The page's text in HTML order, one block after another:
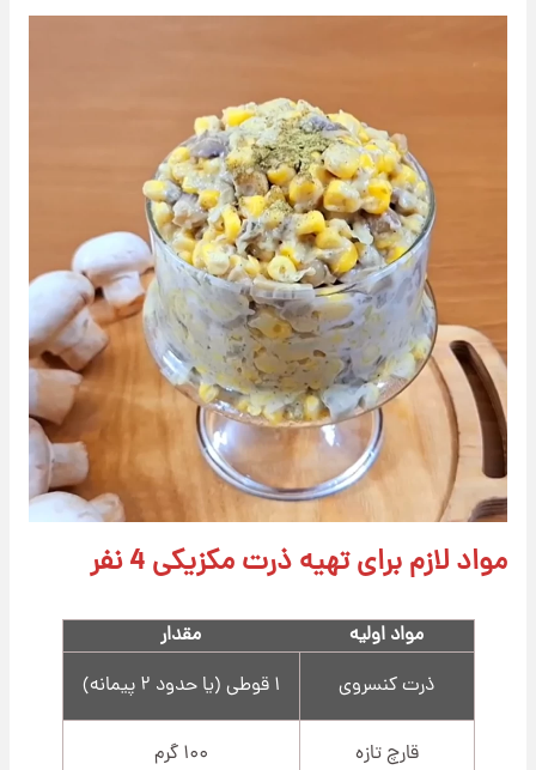
مواد لازم برای تهیه ذرت مکزیکی 4 نفر
مواد اولیه
مقدار
ذرت کنسروی
۱ قوطی (یا حدود ۲ پیمانه)
قارچ تازه ۱۰۰ گرم